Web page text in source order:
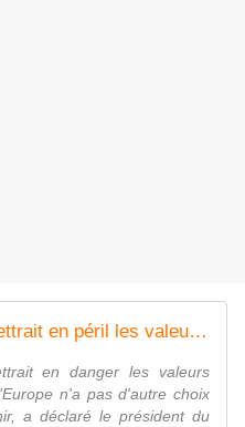
Une défaite en Ukraine mettrait en péril les valeurs de l'UE, selon Charles Michel
en danger les valeurs
n'a pas d'autre choix
a déclaré le président du